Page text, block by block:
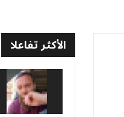
الأكثر تفاعلا